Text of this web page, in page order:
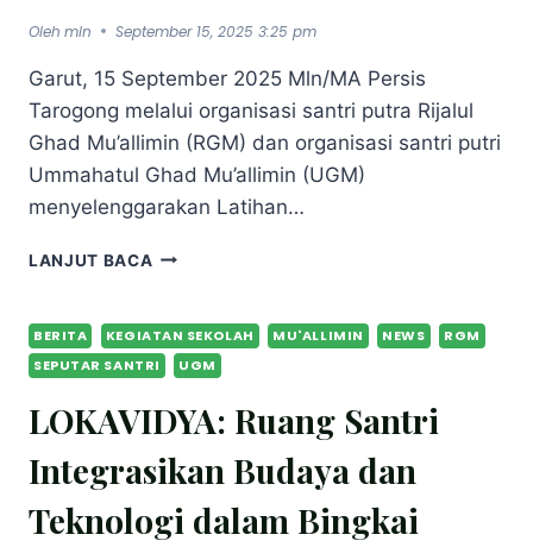
Oleh mln September 15, 2025 3:25 pm
Garut, 15 September 2025 Mln/MA Persis
Tarogong melalui organisasi santri putra Rijalul
Ghad Mu’allimin (RGM) dan organisasi santri putri
Ummahatul Ghad Mu’allimin (UGM)
menyelenggarakan Latihan…
LANJUT BACA
BERITA KEGIATAN SEKOLAH MU'ALLIMIN NEWS
RGM
SEPUTAR SANTRI
UGM
LOKAVIDYA: Ruang Santri
Integrasikan Budaya dan
Teknologi dalam Bingkai